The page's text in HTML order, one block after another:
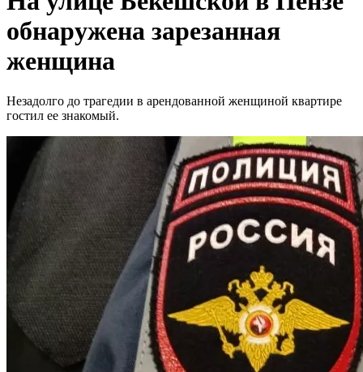
обнаружена зарезанная
женщина
Незадолго до трагедии в арендованной женщиной квартире
гостил ее знакомый.